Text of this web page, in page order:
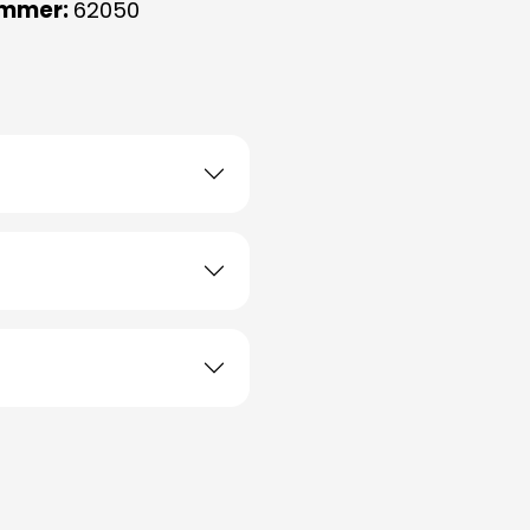
62050